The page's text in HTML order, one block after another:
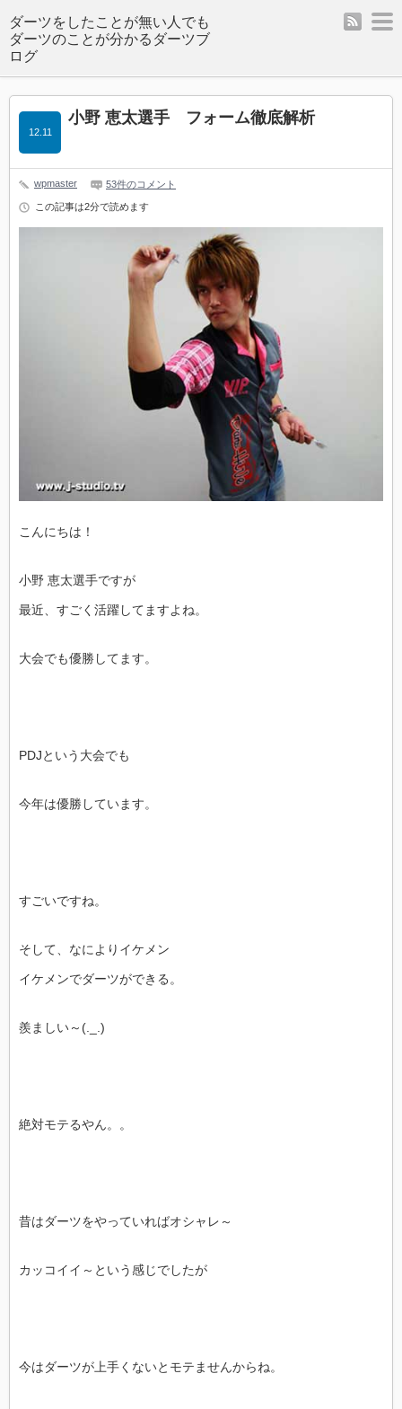
ダーツをしたことが無い人でも
ダーツのことが分かるダーツブ
ログ
rss
小野 恵太選手 フォーム徹底解析
12.11
wpmaster 53件のコメント
この記事は2分で読めます
こんにちは！
小野 恵太選手ですが
最近、すごく活躍してますよね。
大会でも優勝してます。
PDJという大会でも
今年は優勝しています。
すごいですね。
そして、なによりイケメン
イケメンでダーツができる。
羨ましい～(._.)
絶対モテるやん。。
昔はダーツをやっていればオシャレ～
カッコイイ～という感じでしたが
今はダーツが上手くないとモテませんからね。